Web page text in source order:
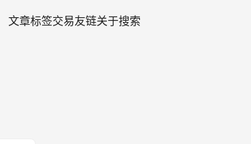
文章标签交易友链关于搜索